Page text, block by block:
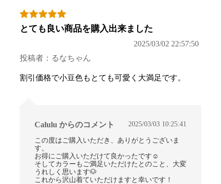
とても良い商品を購入出来ました
2025/03/02 22:57:50
投稿者：るなちゃん
割引価格で小豆色もとても可愛く大満足です。
Calulu からのコメント 2025/03/03 10:25:41
この度はご購入いただき、ありがとうございま
す。
お得にご購入いただけて良かったです☺
そしてカラーもご満足いただけたとのこと、大変
うれしく思います🐶
これから沢山着ていただけますと幸いです！